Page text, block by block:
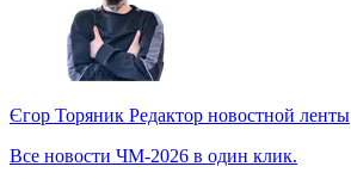
Єгор Торяник Редактор новостной ленты
Все новости ЧМ-2026 в один клик.